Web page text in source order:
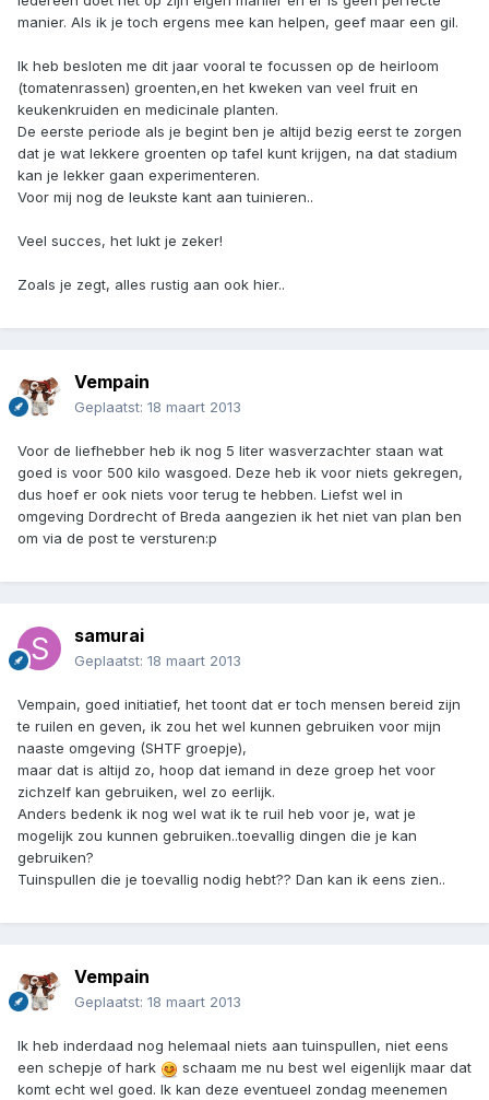
manier. Als ik je toch ergens mee kan helpen, geef maar een gil.
Ik heb besloten me dit jaar vooral te focussen op de heirloom
(tomatenrassen) groenten,en het kweken van veel fruit en
keukenkruiden en medicinale planten.
De eerste periode als je begint ben je altijd bezig eerst te zorgen
dat je wat lekkere groenten op tafel kunt krijgen, na dat stadium
kan je lekker gaan experimenteren.
Voor mij nog de leukste kant aan tuinieren..
Veel succes, het lukt je zeker!
Zoals je zegt, alles rustig aan ook hier..
Vempain
Geplaatst: 18 maart 2013
Voor de liefhebber heb ik nog 5 liter wasverzachter staan wat
goed is voor 500 kilo wasgoed. Deze heb ik voor niets gekregen,
dus hoef er ook niets voor terug te hebben. Liefst wel in
omgeving Dordrecht of Breda aangezien ik het niet van plan ben
om via de post te versturen:p
samurai
Geplaatst: 18 maart 2013
Vempain, goed initiatief, het toont dat er toch mensen bereid zijn
te ruilen en geven, ik zou het wel kunnen gebruiken voor mijn
naaste omgeving (SHTF groepje),
maar dat is altijd zo, hoop dat iemand in deze groep het voor
zichzelf kan gebruiken, wel zo eerlijk.
Anders bedenk ik nog wel wat ik te ruil heb voor je, wat je
mogelijk zou kunnen gebruiken..toevallig dingen die je kan
gebruiken?
Tuinspullen die je toevallig nodig hebt?? Dan kan ik eens zien..
Vempain
Geplaatst: 18 maart 2013
Ik heb inderdaad nog helemaal niets aan tuinspullen, niet eens
een schepje of hark
schaam me nu best wel eigenlijk maar dat
komt echt wel goed. Ik kan deze eventueel zondag meenemen